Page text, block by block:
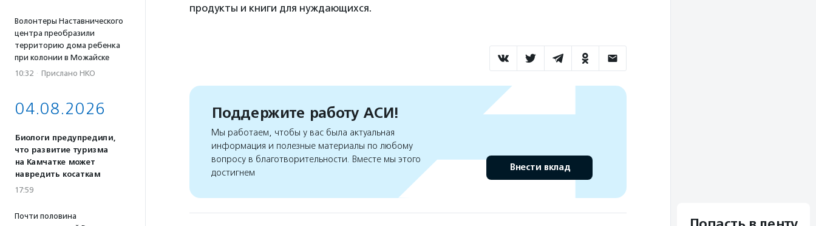
Волонтеры Наставнического
центра преобразили
территорию дома ребенка
при колонии в Можайске
10:32 · Прислано НКО
04.08.2026
Биологи предупредили,
что развитие туризма
на Камчатке может
навредить косаткам
17:59
Почти половина
продукты и книги для нуждающихся.
Поддержите работу АСИ!
Мы работаем, чтобы у вас была актуальная
информация и полезные материалы по любому
вопросу в благотворительности. Вместе мы этого
достигнем
Внести вклад